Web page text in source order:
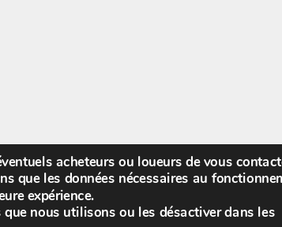
Bienvenue,visiteur ![
acheteurs ou loueurs de vous
que les données nécessaires au
expérience.
nous utilisons ou les désactiver dans les